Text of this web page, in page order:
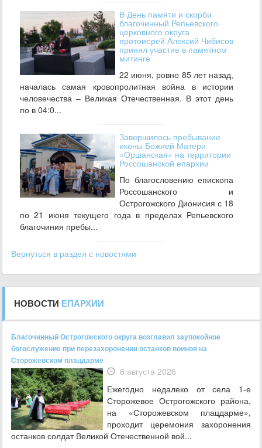
В День памяти и скорби
благочинный Репьевского
церковного округа
протоиерей Алексий Чибисов
принял участие в памятном
митинге
22 июня, ровно 85 лет назад,
началась самая кровопролитная война в истории
человечества – Великая Отечественная. В этот день
по в 04:0...
Завершилось пребывание
иконы Божией Матери
«Оршанская» на территории
Россошанской епархии
По благословению епископа
Россошанского и
Острогожского Дионисия с 18
по 21 июня текущего года в пределах Репьевского
благочиния пребы...
Вернуться в раздел с новостями
НОВОСТИ ЕПАРХИИ
Благочинный Острогожского округа возглавил заупокойное
богослужение при перезахоронении останков воинов на
Сторожевском плацдарме
6 августа 2026
Ежегодно недалеко от села 1-е
Сторожевое Острогожского района,
на «Сторожевском плацдарме»,
проходит церемония захоронения
останков солдат Великой Отечественной вой...